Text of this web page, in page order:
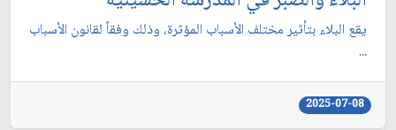
يقع البلاء بتأثير مختلف الأسباب المؤثرة، وذلك وفقاً لقانون الأسباب
...
2025-07-08